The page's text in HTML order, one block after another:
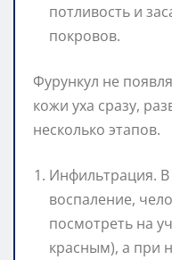
потливость и
покровов.
Фурункул не
кожи уха сразу,
несколько этапов.
Инфильтрация. В
воспаление,
посмотреть на
красным), а при